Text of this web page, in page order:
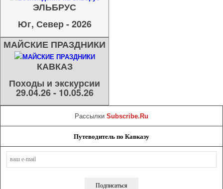
ЭЛЬБРУС
Юг, Север - 2026
МАЙСКИЕ ПРАЗДНИКИ
КАВКАЗ
Походы и экскурсии
29.04.26 - 10.05.26
Рассылки Subscribe.Ru
Путеводитель по Кавказу